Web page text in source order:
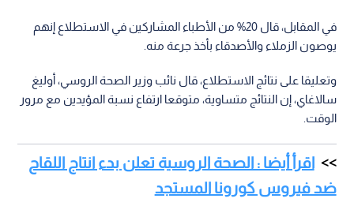
في المقابل، قال 20% من الأطباء المشاركين في الاستطلاع إنهم
يوصون الزملاء والأصدقاء بأخذ جرعة منه.
وتعليقا على نتائج الاستطلاع، قال نائب وزير الصحة الروسي، أوليغ
سالاغاي، إن النتائج متساوية، متوقعا ارتفاع نسبة المؤيدين مع مرور
الوقت.
اقرأ أيضا : الصحة الروسية تعلن بدء انتاج اللقاح
ضد فيروس كورونا المستجد